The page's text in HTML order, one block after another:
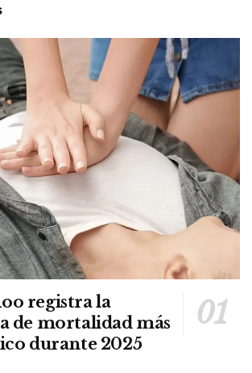
registra la
de mortalidad más
durante 2025